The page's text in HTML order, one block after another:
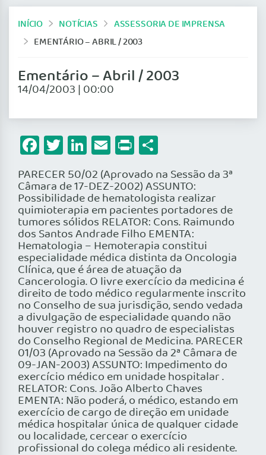
INÍCIO NOTÍCIAS
ASSESSORIA DE IMPRENSA
EMENTÁRIO – ABRIL / 2003
Ementário – Abril / 2003
14/04/2003 | 00:00
Facebook
Twitter
LinkedIn
Email
Print
PARECER 50/02 (Aprovado na Sessão da 3ª
Câmara de 17-DEZ-2002) ASSUNTO:
Possibilidade de hematologista realizar
quimioterapia em pacientes portadores de
tumores sólidos RELATOR: Cons. Raimundo
dos Santos Andrade Filho EMENTA:
Hematologia – Hemoterapia constitui
especialidade médica distinta da Oncologia
Clínica, que é área de atuação da
Cancerologia. O livre exercício da medicina é
direito de todo médico regularmente inscrito
no Conselho de sua jurisdição, sendo vedada
a divulgação de especialidade quando não
houver registro no quadro de especialistas
do Conselho Regional de Medicina. PARECER
01/03 (Aprovado na Sessão da 2ª Câmara de
09-JAN-2003) ASSUNTO: Impedimento do
exercício médico em unidade hospitalar .
RELATOR: Cons. João Alberto Chaves
EMENTA: Não poderá, o médico, estando em
exercício de cargo de direção em unidade
médica hospitalar única de qualquer cidade
ou localidade, cercear o exercício
profissional do colega médico ali residente.